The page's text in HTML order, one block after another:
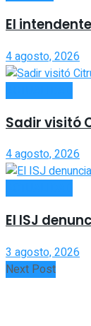
El
4 agosto, 2026
Sadir visitó
4 agosto, 2026
El ISJ
3 agosto, 2026
Next Post